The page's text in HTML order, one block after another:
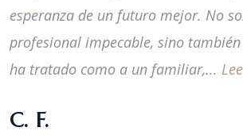
esperanza de un futuro mejor. No
profesional impecable, sino
ha tratado como a un familiar,...
C. F.